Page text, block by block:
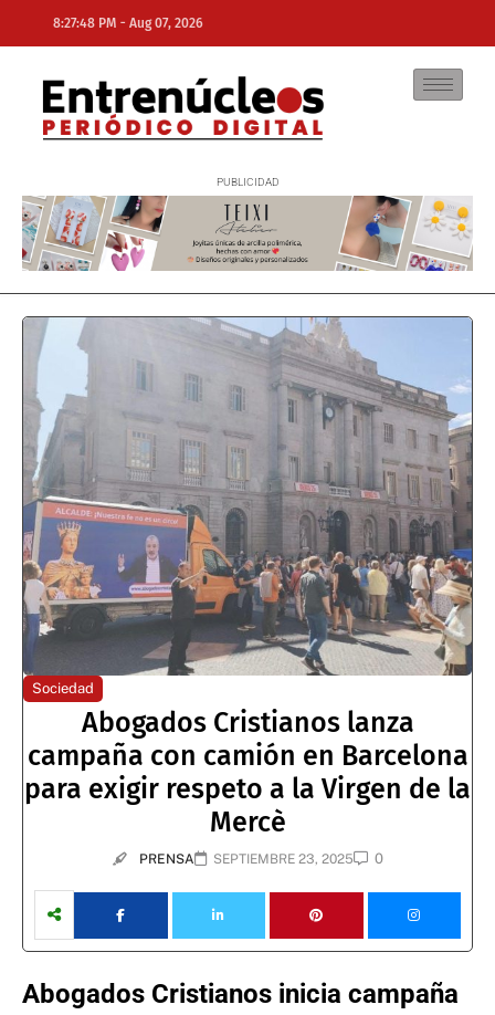
8:27:48 PM - Aug 07, 2026
NE
Sociedad
Abogados Cristianos lanza
campaña con camión en Barcelona
para exigir respeto a la Virgen de la
Mercè
PRENSA SEPTIEMBRE 23, 2025 0
Abogados Cristianos inicia campaña